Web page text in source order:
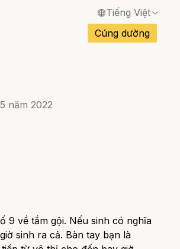
Tiếng Việt
English / Tiếng Anh
Deutsch / Tiếng Đức
Cúng dường
năm 2022
9 về tắm gội. Nếu sinh có nghĩa
sinh ra cả. Bàn tay bạn là